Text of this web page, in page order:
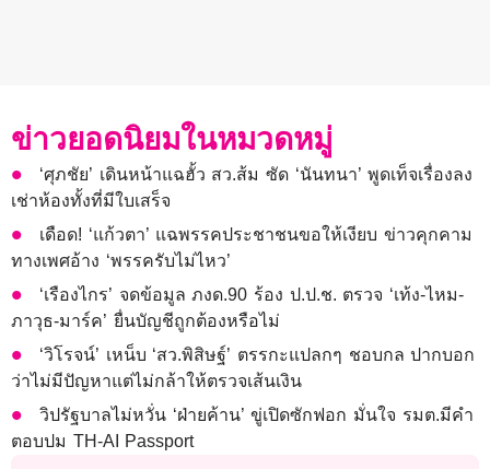
ข่าวยอดนิยมในหมวดหมู่
‘ศุภชัย’ เดินหน้าแฉฮั้ว สว.ส้ม ซัด ‘นันทนา’ พูดเท็จเรื่องลง
เช่าห้องทั้งที่มีใบเสร็จ
เดือด! ‘แก้วตา’ แฉพรรคประชาชนขอให้เงียบ ข่าวคุกคาม
ทางเพศอ้าง ‘พรรครับไม่ไหว’
‘เรืองไกร’ จดข้อมูล ภงด.90 ร้อง ป.ป.ช. ตรวจ ‘เท้ง-ไหม-
ภาวุธ-มาร์ค’ ยื่นบัญชีถูกต้องหรือไม่
‘วิโรจน์’ เหน็บ ‘สว.พิสิษฐ์’ ตรรกะแปลกๆ ชอบกล ปากบอก
ว่าไม่มีปัญหาแต่ไม่กล้าให้ตรวจเส้นเงิน
วิปรัฐบาลไม่หวั่น ‘ฝ่ายค้าน’ ขู่เปิดซักฟอก มั่นใจ รมต.มีคำ
ตอบปม TH-AI Passport